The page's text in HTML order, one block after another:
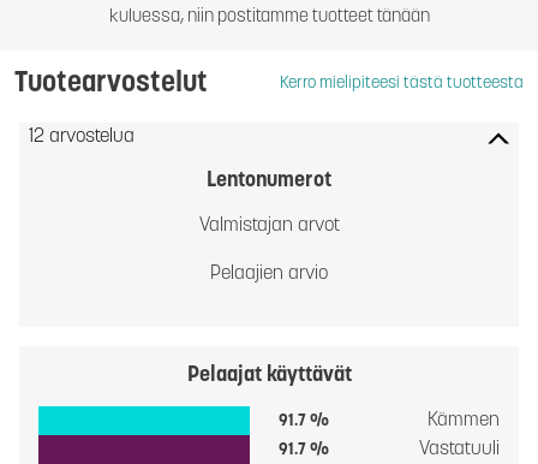
kuluessa, niin postitamme tuotteet tänään
Tuotearvostelut Kerro mielipiteesi tästä tuotteesta
12 arvostelua
Lentonumerot
Valmistajan arvot
Pelaajien arvio
Pelaajat käyttävät
91.7 % Kämmen
91.7 % Vastatuuli